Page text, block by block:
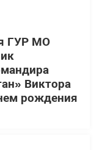
ГУР МО
Виктора
рождения